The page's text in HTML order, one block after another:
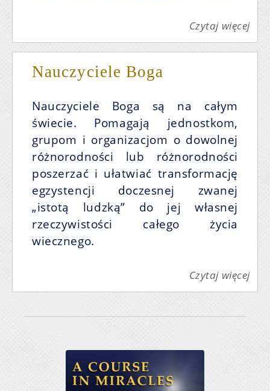
Czytaj więcej
Nauczyciele Boga
Nauczyciele Boga są na całym
świecie. Pomagają jednostkom,
grupom i organizacjom o dowolnej
różnorodności lub różnorodności
poszerzać i ułatwiać transformację
egzystencji doczesnej zwanej
„istotą ludzką” do jej własnej
rzeczywistości całego życia
wiecznego.
Czytaj więcej